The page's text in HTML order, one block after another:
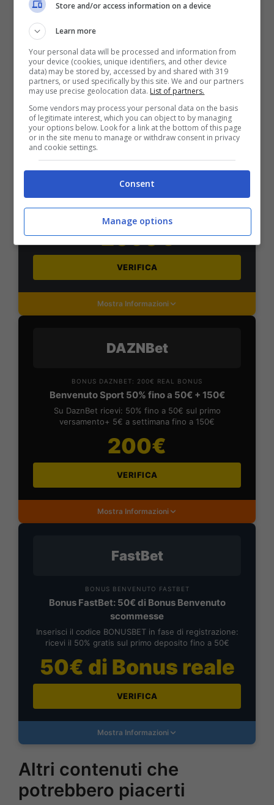
VERIFICA
Mostra Informazioni
PlanetWin365
BONUS PLANETWIN365: FINO A 2050€
2050€
VERIFICA
Mostra Informazioni
DAZNBet
BONUS DAZNBET: 200€ REAL BONUS
Benvenuto Sport 50% fino a 50€ + 150€
Su DaznBet ricevi: 50% fino a 50€ sul primo
versamento+ 5€ a settimana fino a 150€
200€
VERIFICA
Mostra Informazioni
FastBet
BONUS BENVENUTO FASTBET
Bonus FastBet: 50€ di Bonus Benvenuto
scommesse
Inserisci il codice BONUSBET in fase di registrazione:
ricevi il 50% gratis sul primo deposito fino a 50€
50€ di Bonus reale
VERIFICA
Mostra Informazioni
Altri contenuti che
potrebbero piacerti
Store and/or access information on a device
Learn more
Your personal data will be processed and information from
your device (cookies, unique identifiers, and other device
data) may be stored by, accessed by and shared with 319
partners, or used specifically by this site. We and our partners
may use precise geolocation data. List of partners.
Some vendors may process your personal data on the basis
of legitimate interest, which you can object to by managing
your options below. Look for a link at the bottom of this page
or in the site menu to manage or withdraw consent in privacy
and cookie settings.
Consent
Manage options